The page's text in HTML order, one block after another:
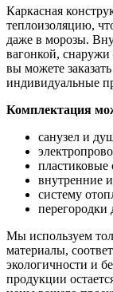
Каркасная
теплоизоляцию,
даже в морозы.
вагонкой,
вы можете
индивидуальные
Комплектация
санузел и
пластиковые
внутренние
систему
перегородки
Мы используем
материалы,
экологичности и
продукции